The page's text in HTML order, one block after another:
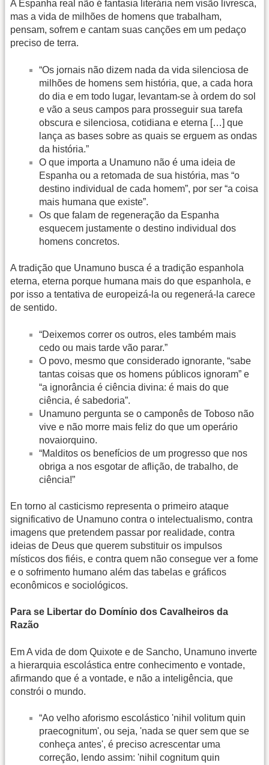
A Espanha real não é fantasia literária nem visão livresca,
mas a vida de milhões de homens que trabalham,
pensam, sofrem e cantam suas canções em um pedaço
preciso de terra.
“Os jornais não dizem nada da vida silenciosa de
milhões de homens sem história, que, a cada hora
do dia e em todo lugar, levantam-se à ordem do sol
e vão a seus campos para prosseguir sua tarefa
obscura e silenciosa, cotidiana e eterna […] que
lança as bases sobre as quais se erguem as ondas
da história.”
O que importa a Unamuno não é uma ideia de
Espanha ou a retomada de sua história, mas “o
destino individual de cada homem”, por ser “a coisa
mais humana que existe”.
Os que falam de regeneração da Espanha
esquecem justamente o destino individual dos
homens concretos.
A tradição que Unamuno busca é a tradição espanhola
eterna, eterna porque humana mais do que espanhola, e
por isso a tentativa de europeizá-la ou regenerá-la carece
de sentido.
“Deixemos correr os outros, eles também mais
cedo ou mais tarde vão parar.”
O povo, mesmo que considerado ignorante, “sabe
tantas coisas que os homens públicos ignoram” e
“a ignorância é ciência divina: é mais do que
ciência, é sabedoria”.
Unamuno pergunta se o camponês de Toboso não
vive e não morre mais feliz do que um operário
novaiorquino.
“Malditos os benefícios de um progresso que nos
obriga a nos esgotar de aflição, de trabalho, de
ciência!”
En torno al casticismo representa o primeiro ataque
significativo de Unamuno contra o intelectualismo, contra
imagens que pretendem passar por realidade, contra
ideias de Deus que querem substituir os impulsos
místicos dos fiéis, e contra quem não consegue ver a fome
e o sofrimento humano além das tabelas e gráficos
econômicos e sociológicos.
Para se Libertar do Domínio dos Cavalheiros da
Razão
Em A vida de dom Quixote e de Sancho, Unamuno inverte
a hierarquia escolástica entre conhecimento e vontade,
afirmando que é a vontade, e não a inteligência, que
constrói o mundo.
“Ao velho aforismo escolástico 'nihil volitum quin
praecognitum', ou seja, 'nada se quer sem que se
conheça antes', é preciso acrescentar uma
correção, lendo assim: 'nihil cognitum quin